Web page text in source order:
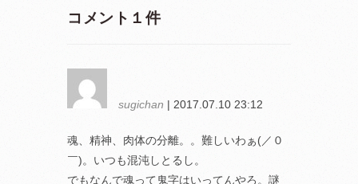
コメント１件
sugichan | 2017.07.10 23:12
魂、精神、肉体の分離。。難しいわぁ(／０
￣)。いつも混沌しとるし。
でもなんで魂って鬼字はいってんやろ。謎